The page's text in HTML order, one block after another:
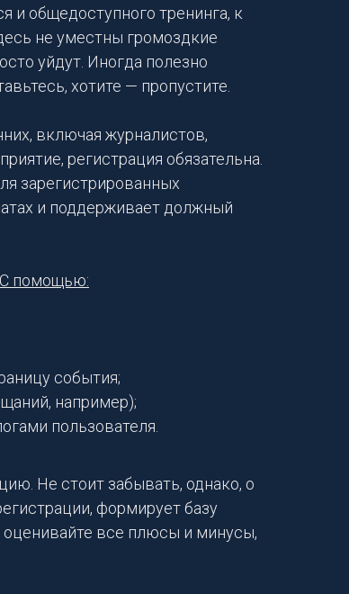
и общедоступного тренинга, к
не уместны громоздкие
уйдут. Иногда полезно
хотите — пропустите.
включая журналистов,
регистрация обязательна.
зарегистрированных
и поддерживает должный
С помощью:
события;
например);
пользователя.
Не стоит забывать, однако, о
формирует базу
оценивайте все плюсы и минусы,